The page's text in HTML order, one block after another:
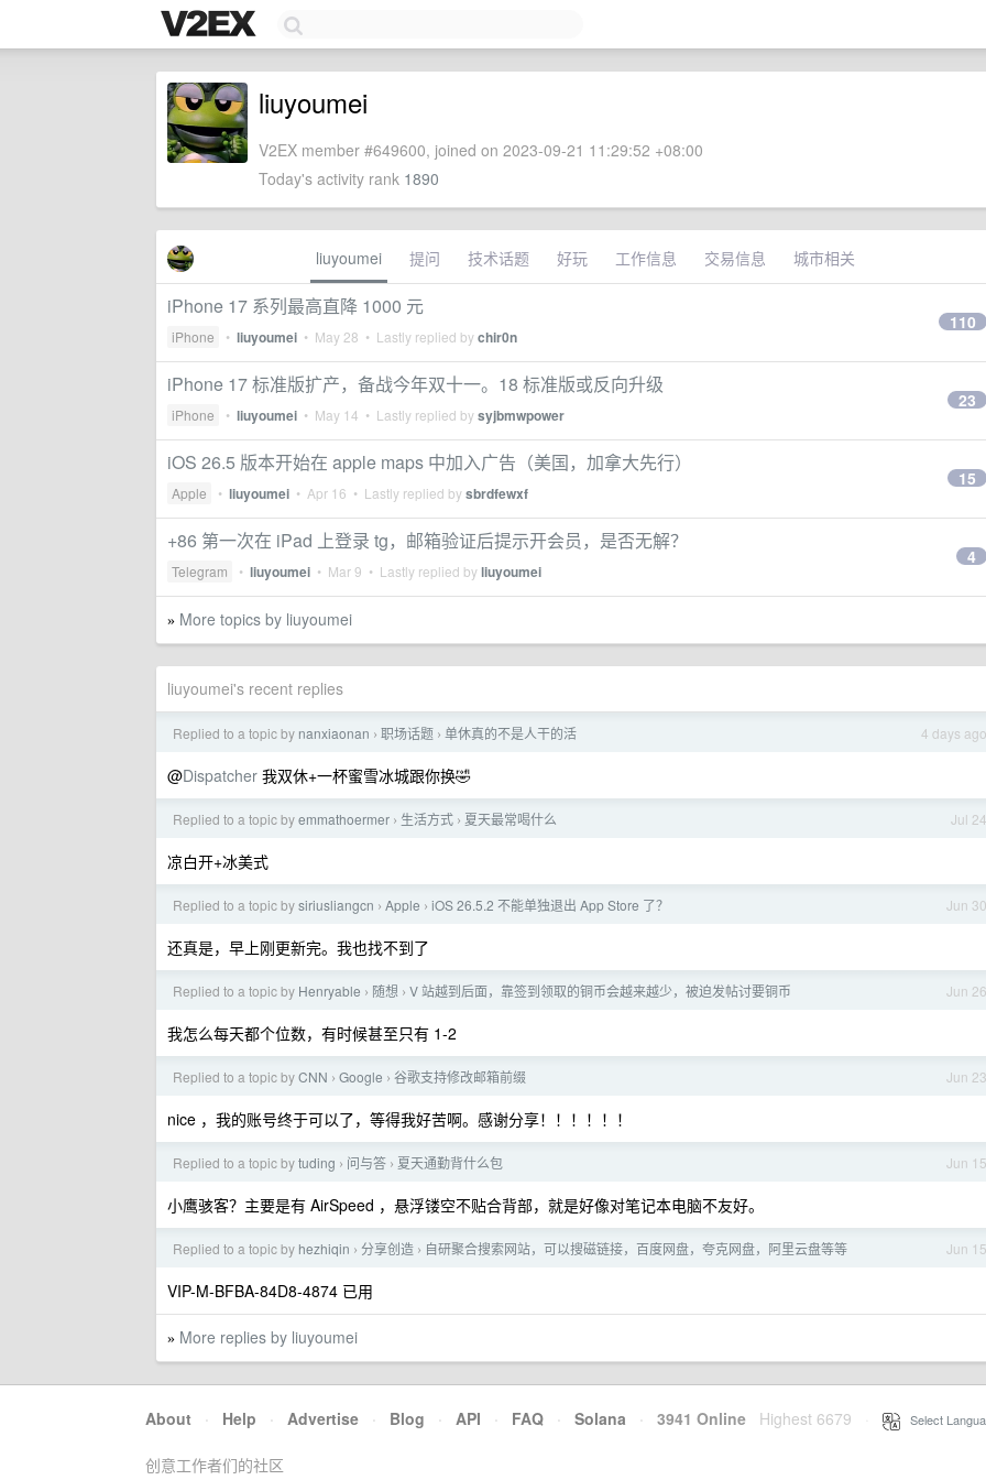
liuyoumei
V2EX member #649600, joined on 2023-09-21 11:29:52 +08:00
Today's activity rank 1890
liuyoumei 提问 技术话题 好玩 工作信息 交易信息 城市相关
iPhone 17 系列最高直降 1000 元
iPhone • liuyoumei • May 28 • Lastly replied bychir0n
110
iPhone 17 标准版扩产，备战今年双十一。18 标准版或反向升级
iPhone • liuyoumei • May 14 • Lastly replied bysyjbmwpower
23
iOS 26.5 版本开始在 apple maps 中加入广告（美国，加拿大先行）
Apple • liuyoumei • Apr 16 • Lastly replied bysbrdfewxf
15
+86 第一次在 iPad 上登录 tg，邮箱验证后提示开会员，是否无解？
Telegram • liuyoumei • Mar 9 • Lastly replied byliuyoumei
4
» More topics by liuyoumei
liuyoumei's recent replies
4 days ago
Replied to a topic by nanxiaonan › 职场话题 › 单休真的不是人干的活
@Dispatcher 我双休+一杯蜜雪冰城跟你换🤣
Jul 24
Replied to a topic byemmathoermer › 生活方式 › 夏天最常喝什么
凉白开+冰美式
Jun 30
Replied to a topic bysiriusliangcn › Apple › iOS 26.5.2 不能单独退出 App Store 了？
还真是，早上刚更新完。我也找不到了
Jun 26
Replied to a topic by Henryable › 随想 › V 站越到后面，靠签到领取的铜币会越来越少，被迫发帖讨要铜币
我怎么每天都个位数，有时候甚至只有 1-2
Jun 23
Replied to a topic byCNN › Google › 谷歌支持修改邮箱前缀
nice ，我的账号终于可以了，等得我好苦啊。感谢分享！！！！！！
Jun 15
Replied to a topic bytuding › 问与答 › 夏天通勤背什么包
小鹰骇客？主要是有 AirSpeed ，悬浮镂空不贴合背部，就是好像对笔记本电脑不友好。
Jun 15
Replied to a topic by hezhiqin › 分享创造 › 自研聚合搜索网站，可以搜磁链接，百度网盘，夸克网盘，阿里云盘等等
VIP-M-BFBA-84D8-4874 已用
» More replies by liuyoumei
About · Help · Advertise · Blog · API · FAQ · Solana · 3941 Online Highest 6679 Select
创意工作者们的社区